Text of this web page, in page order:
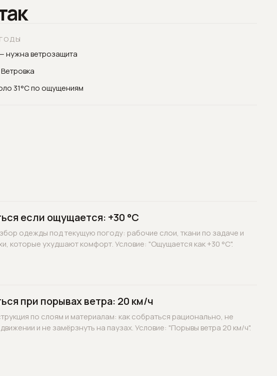
нужна ветрозащита
31°C по ощущениям
если ощущается: +30 °C
одежды под текущую погоду: рабочие слои, ткани по задаче и
которые ухудшают комфорт. Условие: "Ощущается как +30 °C".
при порывах ветра: 20 км/ч
по слоям и материалам: как собраться рационально, не
и не замёрзнуть на паузах. Условие: "Порывы ветра 20 км/ч".